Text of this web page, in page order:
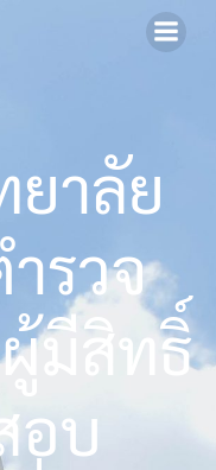
าลัย
รวจ
มีสิทธิ์
อบ